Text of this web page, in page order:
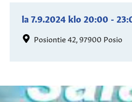
la 7.9.2024klo 20:00 -
Posiontie 42, 97900 Posio